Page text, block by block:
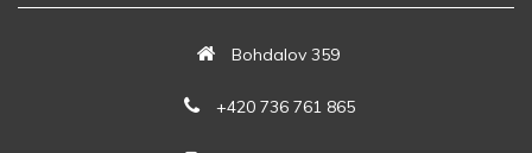
Bohdalov 359
+420 736 761 865